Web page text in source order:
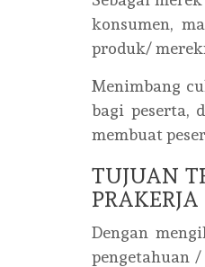
konsumen,
produk/
Menimbang
bagi peserta,
membuat
TUJUAN
PRAKERJA
Dengan
pengetahuan